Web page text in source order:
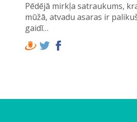
Pēdējā mirkļa satraukums,
mūžā, atvadu asaras ir
gaidī…